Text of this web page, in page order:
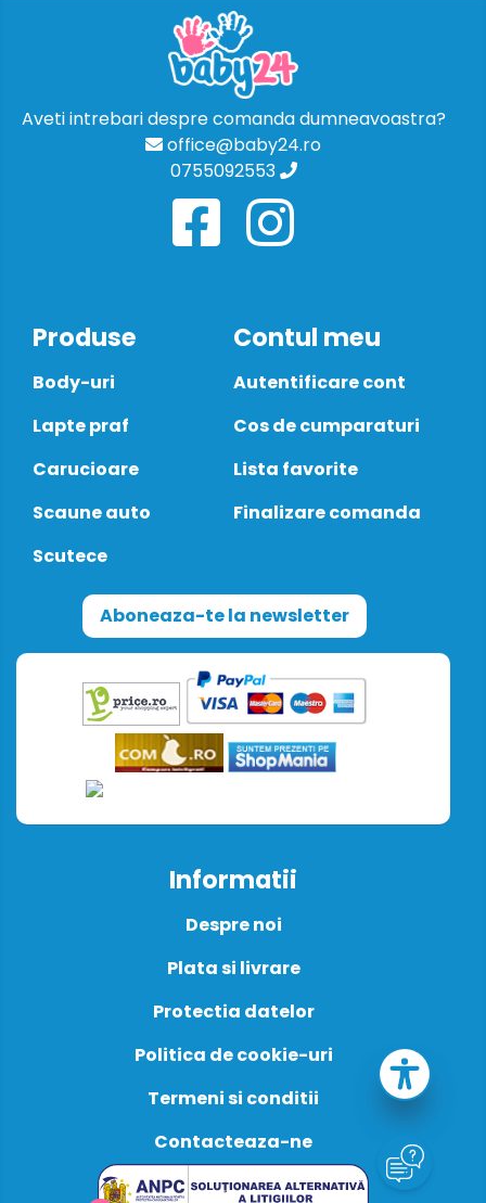
Aveti intrebari despre comanda dumneavoastra?
office@baby24.ro
0755092553
Produse
Body-uri
Lapte praf
Carucioare
Scaune auto
Scutece
Contul meu
Autentificare cont
Cos de cumparaturi
Lista favorite
Finalizare comanda
Aboneaza-te la newsletter
Informatii
Despre noi
Plata si livrare
Protectia datelor
Politica de cookie-uri
Termeni si conditii
Contacteaza-ne